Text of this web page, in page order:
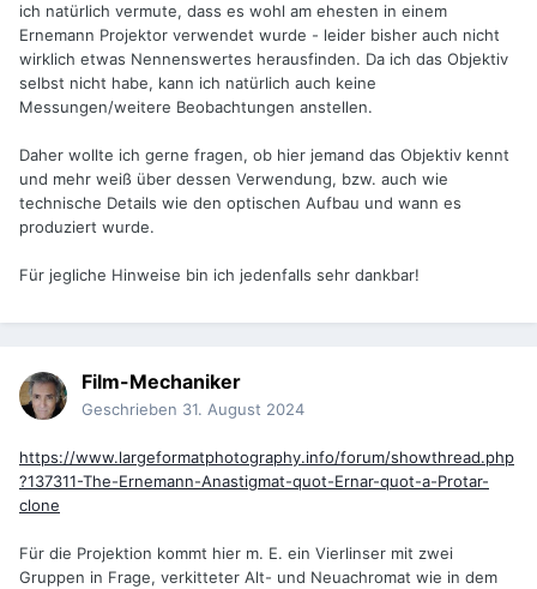
ich natürlich vermute, dass es wohl am ehesten in einem
Ernemann Projektor verwendet wurde - leider bisher auch nicht
wirklich etwas Nennenswertes herausfinden. Da ich das Objektiv
selbst nicht habe, kann ich natürlich auch keine
Messungen/weitere Beobachtungen anstellen.
Daher wollte ich gerne fragen, ob hier jemand das Objektiv kennt
und mehr weiß über dessen Verwendung, bzw. auch wie
technische Details wie den optischen Aufbau und wann es
produziert wurde.
Für jegliche Hinweise bin ich jedenfalls sehr dankbar!
Film-Mechaniker
Geschrieben 31. August 2024
https://www.largeformatphotography.info/forum/showthread.php
?137311-The-Ernemann-Anastigmat-quot-Ernar-quot-a-Protar-
clone
Für die Projektion kommt hier m. E. ein Vierlinser mit zwei
Gruppen in Frage, verkitteter Alt- und Neuachromat wie in dem